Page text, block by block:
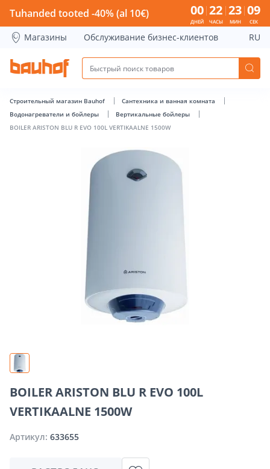
BOILER ARISTON BLU R EVO 100L VERTIKAALNE 1500W -
Tuhanded tooted -40% (al 10€) 00
ДНЕЙ
22
ЧАСЫ
23
МИН
08
СЕК
Магазины Обслуживание бизнес-клиентов RU
Строительный магазин Bauhof
Сантехника и ванная комната
Водонагреватели и бойлеры
Вертикальные бойлеры
BOILER ARISTON BLU R EVO 100L VERTIKAALNE 1500W
BOILER ARISTON BLU R EVO 100L
VERTIKAALNE 1500W
Артикул: 633655